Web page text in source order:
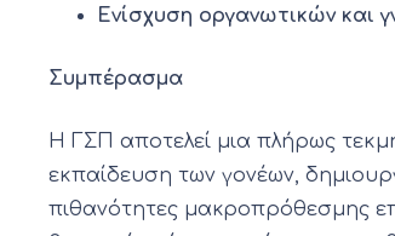
Ενίσχυση οργανωτικών και
Συμπέρασμα
Η ΓΣΠ αποτελεί μια πλήρως
εκπαίδευση των γονέων,
πιθανότητες μακροπρόθεσμης